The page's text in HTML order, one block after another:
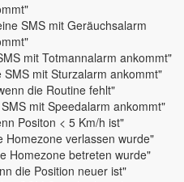
SMS mit Geräuchsalarm
mit Totmannalarm ankommt"
mit Sturzalarm ankommt"
die Routine fehlt"
mit Speedalarm ankommt"
Positon < 5 Km/h ist"
Homezone verlassen wurde"
Homezone betreten wurde"
die Position neuer ist"